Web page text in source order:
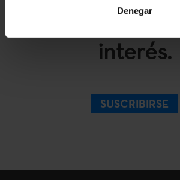
Denegar
convocatorias
interés.
SUSCRIBIRSE